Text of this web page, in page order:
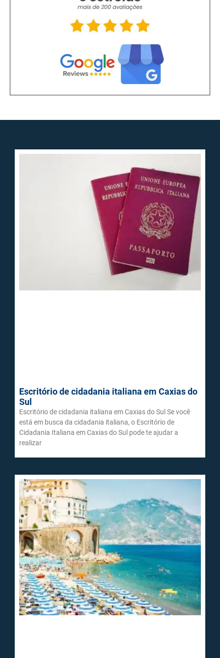
Escritório de cidadania italiana em Caxias do
Sul
Escritório de cidadania italiana em Caxias do Sul Se você
está em busca da cidadania italiana, o Escritório de
Cidadania Italiana em Caxias do Sul pode te ajudar a
realizar